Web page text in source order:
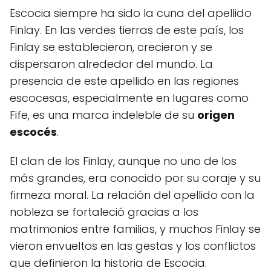
Escocia siempre ha sido la cuna del apellido
Finlay. En las verdes tierras de este país, los
Finlay se establecieron, crecieron y se
dispersaron alrededor del mundo. La
presencia de este apellido en las regiones
escocesas, especialmente en lugares como
Fife, es una marca indeleble de su origen
escocés.
El clan de los Finlay, aunque no uno de los
más grandes, era conocido por su coraje y su
firmeza moral. La relación del apellido con la
nobleza se fortaleció gracias a los
matrimonios entre familias, y muchos Finlay se
vieron envueltos en las gestas y los conflictos
que definieron la historia de Escocia.